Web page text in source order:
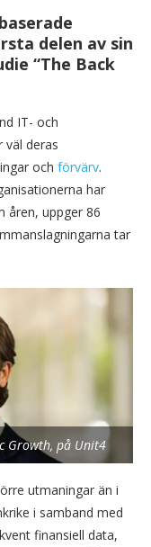
delen av sin
“The Back
IT- och
deras
och förvärv.
har
åren, uppger 86
tar
Growth, på Unit4
utmaningar än i
i samband med
finansiell data,